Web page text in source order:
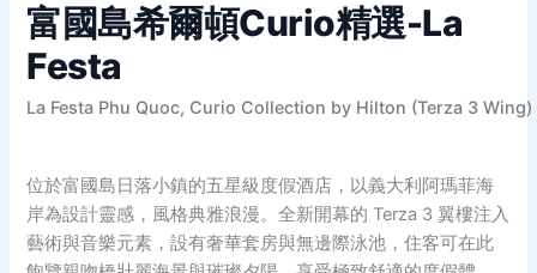
富國島希爾頓Curio精選-La
Festa
La Festa Phu Quoc, Curio Collection by Hilton (Terza 3 Wing)
位於富國島日落小鎮的五星級度假酒店，以義大利阿瑪菲海
岸為設計靈感，風格典雅浪漫。全新開幕的 Terza 3 翼樓注入
藝術與音樂元素，設有奢華套房與無邊際泳池，住客可在此